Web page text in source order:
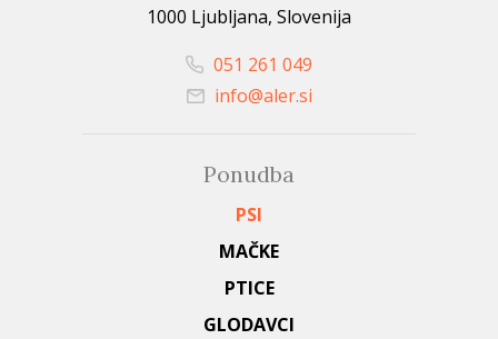
1000 Ljubljana, Slovenija
051 261 049
info@aler.si
Ponudba
PSI
MAČKE
PTICE
GLODAVCI